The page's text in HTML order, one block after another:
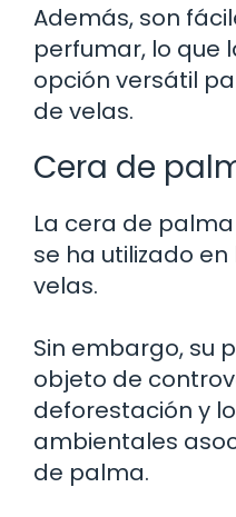
Además, son
perfumar, lo que
opción versátil
de velas.
Cera de
La cera de
se ha utilizado
velas.
Sin embargo, su
objeto de
deforestación y
ambientales
de palma.